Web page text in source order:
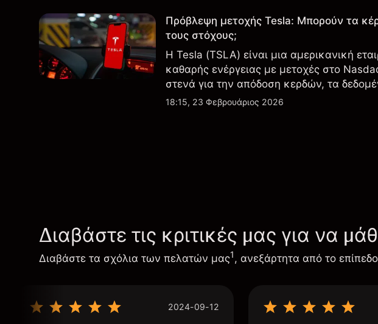
Πρόβλεψη μετοχής Tesla: Μπορούν τα
τους στόχους;
Η Tesla (TSLA) είναι μια αμερικανική
καθαρής ενέργειας με μετοχές στο
στενά για την απόδοση κερδών, τα
εξελίξεις στην τεχνολογία και την
18:15, 23 Φεβρουάριος 2026
Διαβάστε τις κριτικές μας για να
Διαβάστε τα σχόλια των πελατών μας1, ανεξάρτητα από το
2024-09-12